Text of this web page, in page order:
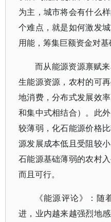
为主，城市将会有什么
个难点，就是如何激发
用能，筹集巨额资金对基
而从能源资源禀赋
生能源资源，农村的可
地消费，分布式发展效
和集中式相结合）。此
较薄弱，化石能源价格
源发展成本低且受阻较
石能源基础薄弱的农村
而且可行。
《能源评论》：
进，业内越来越强烈地